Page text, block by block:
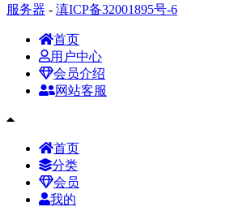
服务器 - 滇ICP备32001895号-6
首页
用户中心
会员介绍
网站客服
首页
分类
会员
我的